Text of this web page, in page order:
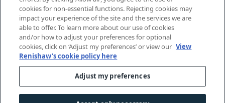
© 2001-2026 Renishaw plc. 保留所有權利。
聯絡我們|法律及法規遵循|無障礙網頁|隱私權|
cookies for non-essential functions. Rejecting cookies may
impact your experience of the site and the services we are
able to offer. To learn more about our use of cookies
and/or how to adjust your preferences for optional
cookies, click on ‘Adjust my preferences’ or view our View
Renishaw's cookie policy here
Adjust my preferences